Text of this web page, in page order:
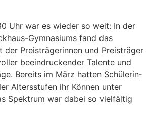
Uhr war es wieder so weit: In der
Gymnasiums fand das
der Preisträgerin­nen und Preisträger
beein­druck­ender Tal­ente und
Bere­its im März hat­ten Schü­lerin­
Altersstufen ihr Kön­nen unter
Spek­trum war dabei so vielfältig